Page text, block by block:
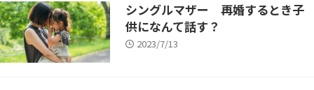
シングルマザー 再婚するとき子
供になんて話す？
2023/7/13